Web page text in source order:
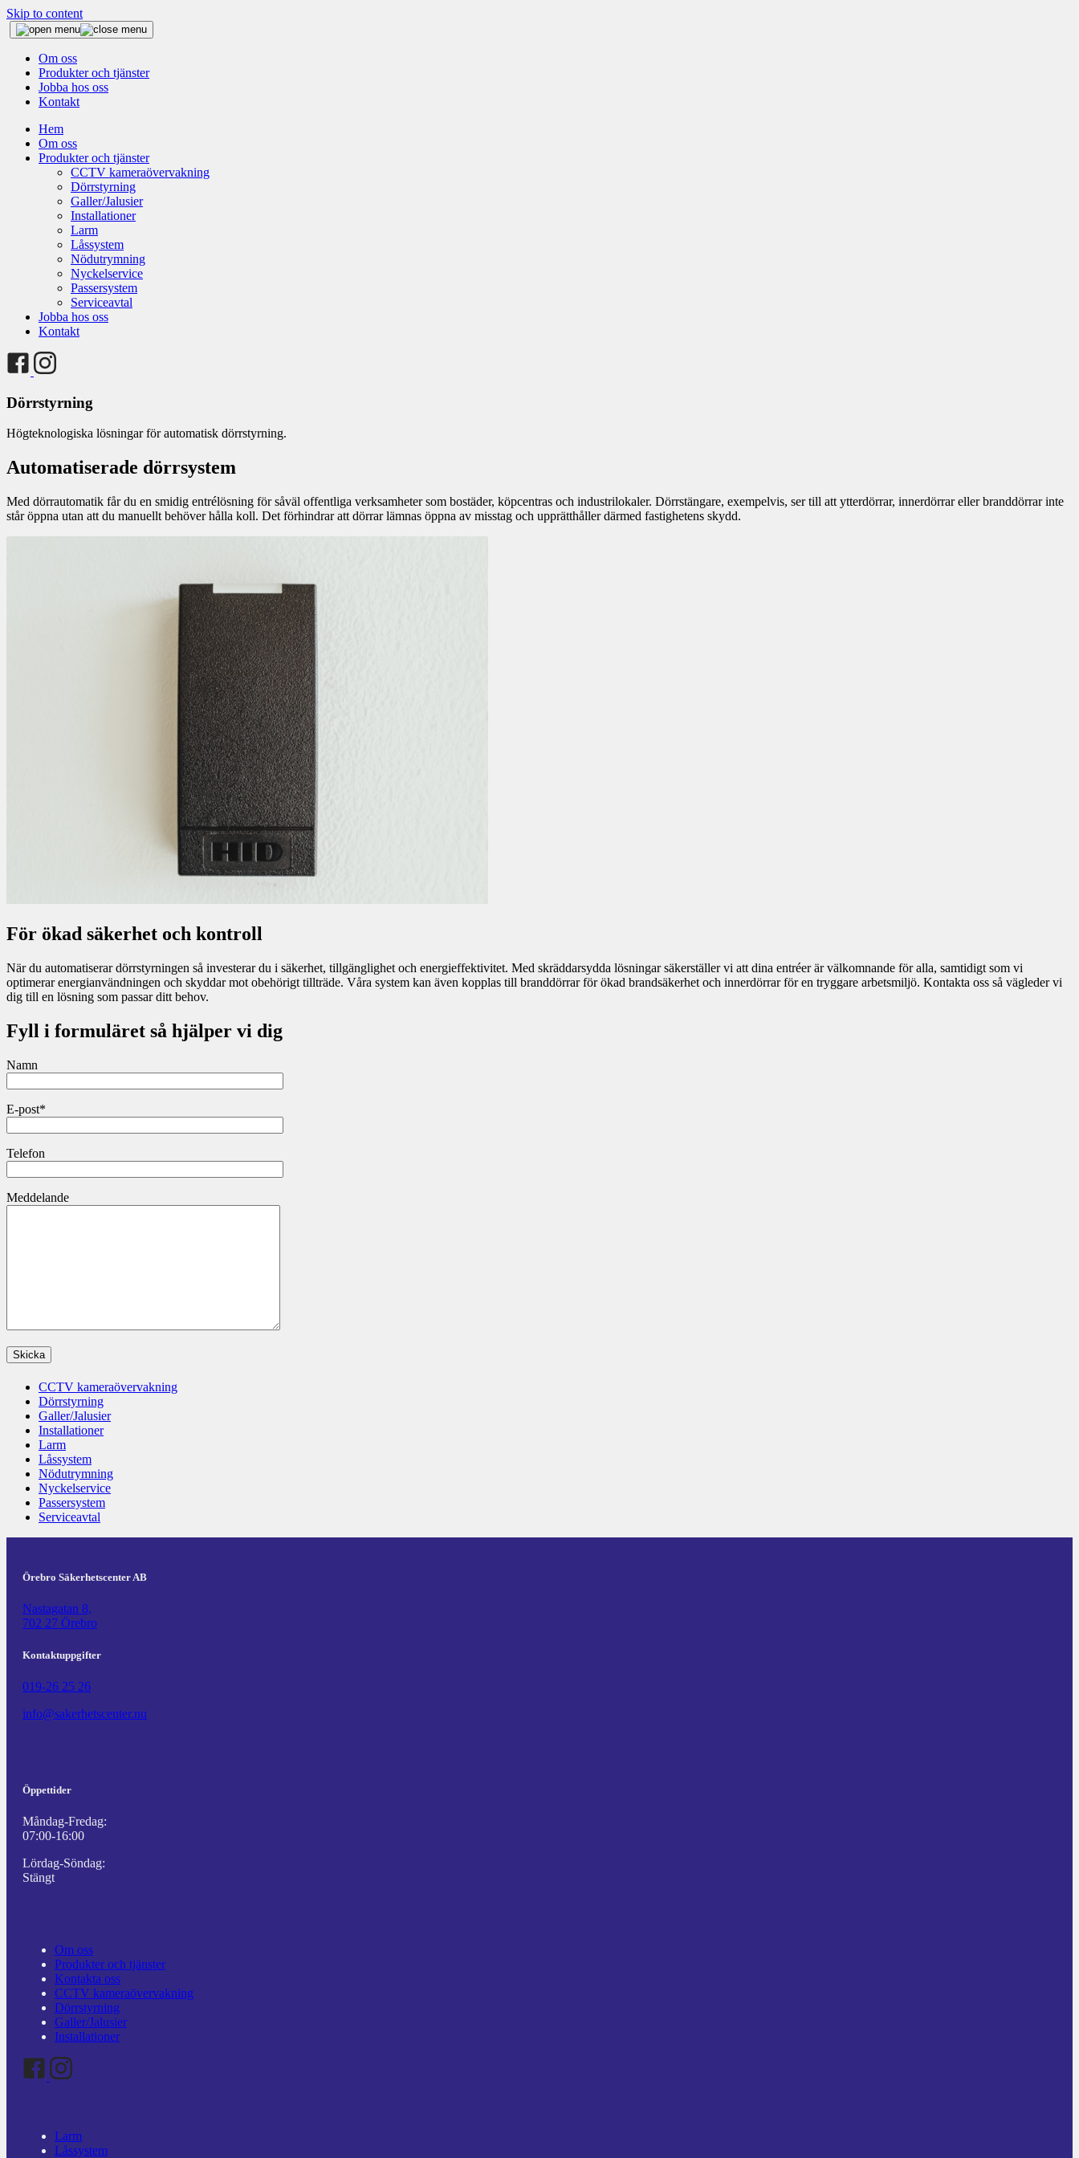
Skip to content
Om oss
Produkter och tjänster
Jobba hos oss
Kontakt
Hem
Om oss
Produkter och tjänster
CCTV kameraövervakning
Dörrstyrning
Galler/Jalusier
Installationer
Larm
Låssystem
Nödutrymning
Nyckelservice
Passersystem
Serviceavtal
Jobba hos oss
Kontakt
Dörrstyrning
Högteknologiska lösningar för automatisk dörrstyrning.
Automatiserade dörrsystem
Med dörrautomatik får du en smidig entrélösning för såväl offentliga verksamheter som bostäder, köpcentras och industrilokaler. Dörrstängare, exempelvis, ser till att ytterdörrar, innerdörrar eller branddörrar inte
står öppna utan att du manuellt behöver hålla koll. Det förhindrar att dörrar lämnas öppna av misstag och upprätthåller därmed fastighetens skydd.
För ökad säkerhet och kontroll
När du automatiserar dörrstyrningen så investerar du i säkerhet, tillgänglighet och energieffektivitet. Med skräddarsydda lösningar säkerställer vi att dina entréer är välkomnande för alla, samtidigt som vi
optimerar energianvändningen och skyddar mot obehörigt tillträde. Våra system kan även kopplas till branddörrar för ökad brandsäkerhet och innerdörrar för en tryggare arbetsmiljö. Kontakta oss så vägleder vi
dig till en lösning som passar ditt behov.
Fyll i formuläret så hjälper vi dig
Namn
E-post*
Telefon
Meddelande
CCTV kameraövervakning
Dörrstyrning
Galler/Jalusier
Installationer
Larm
Låssystem
Nödutrymning
Nyckelservice
Passersystem
Serviceavtal
Örebro Säkerhetscenter AB
Nastagatan 8,
702 27 Örebro
Kontaktuppgifter
019-26 25 26
info@sakerhetscenter.nu
Öppettider
Måndag-Fredag:
07:00-16:00
Lördag-Söndag:
Stängt
Om oss
Produkter och tjänster
Kontakta oss
CCTV kameraövervakning
Dörrstyrning
Galler/Jalusier
Installationer
Larm
Låssystem